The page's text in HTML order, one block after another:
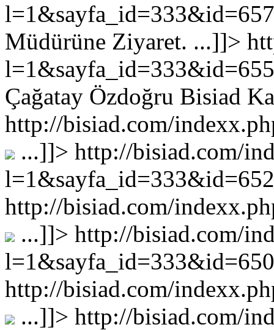
Müdürüne Ziyaret. ...]]>
Çağatay Özdoğru Bisiad
http://bisiad.com/
...]]> http://bisiad.com/
http://bisiad.com/
...]]> http://bisiad.com/
http://bisiad.com/
...]]> http://bisiad.com/